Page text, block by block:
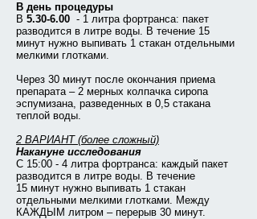
В день процедуры
В 5.30-6.00 - 1 литра фортранса: пакет
разводится в литре воды. В течение 15
минут нужно выпивать 1 стакан отдельными
мелкими глотками.
Через 30 минут после окончания приема
препарата – 2 мерных колпачка сиропа
эспумизана, разведенных в 0,5 стакана
теплой воды.
2 ВАРИАНТ (более сложный)
Накануне исследования
С 15:00 - 4 литра фортранса: каждый пакет
разводится в литре воды. В течение
15 минут нужно выпивать 1 стакан
отдельными мелкими глотками. Между
КАЖДЫМ литром – перерыв 30 минут.